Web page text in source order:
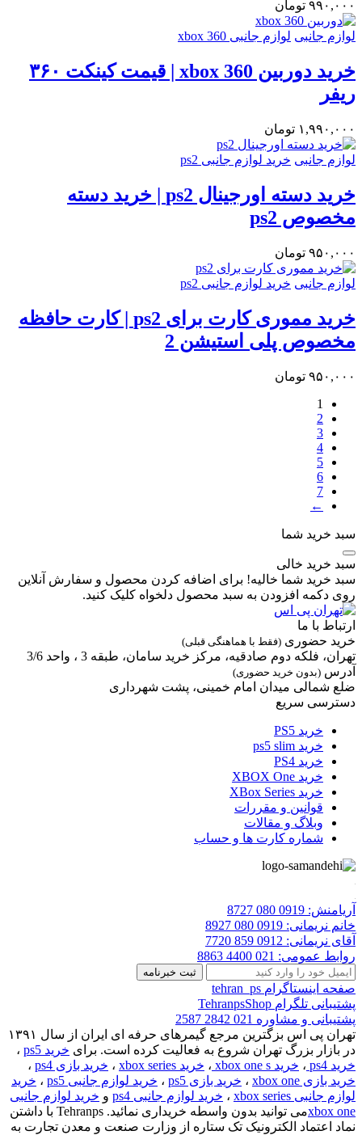
۹۹۰,۰۰۰ تومان
لوازم جانبی لوازم جانبی xbox 360
خرید دوربین xbox 360 | قیمت کینکت ۳۶۰
ریفر
۱,۹۹۰,۰۰۰ تومان
لوازم جانبی خرید لوازم جانبی ps2
خرید دسته اورجینال ps2 | خرید دسته
مخصوص ps2
۹۵۰,۰۰۰ تومان
لوازم جانبی خرید لوازم جانبی ps2
خرید مموری کارت برای ps2 | کارت حافظه
مخصوص پلی استیشن 2
۹۵۰,۰۰۰ تومان
1
2
3
4
5
6
7
←
سبد خرید شما
سبد خرید خالی
سبد خرید شما خالیه! برای اضافه کردن محصول و سفارش آنلاین
روی دکمه افزودن به سبد محصول دلخواه کلیک کنید.
ارتباط با ما
خرید حضوری (فقط با هماهنگی قبلی)
تهران، فلکه دوم صادقیه، مرکز خرید سامان، طبقه 3 ، واحد 3/6
آدرس (بدون خرید حضوری)
ضلع شمالی میدان امام خمینی، پشت شهرداری
دسترسی سریع
خرید PS5
خرید ps5 slim
خرید PS4
خرید XBOX One
خرید XBox Series
قوانین و مقررات
وبلاگ و مقالات
شماره کارت ها و حساب
آریامنش: 0919 080 8727
خانم نریمانی: 0919 080 8927
آقای نریمانی: 0912 859 7720
روابط عمومی: 021 4400 8863
صفحه اینستاگرام tehran_ps
پشتیبانی تلگرام TehranpsShop
پشتیبانی و مشاوره 021 2842 2587
تهران پی اس بزگترین مرجع گیمرهای حرفه ای ایران از سال ۱۳۹۱
در بازار بزرگ تهران شروع به فعالیت کرده است. برای خرید ps5
،
خرید ps4
، خرید xbox one s ، خرید xbox series ، خرید بازی ps4
،
خرید بازی xbox one
، خرید بازی ps5 ، خرید لوازم جانبی ps5 ، خرید
لوازم جانبی xbox series
، خرید لوازم جانبی ps4 و خرید لوازم جانبی
xbox one
می توانید بدون واسطه خریداری نمائید. Tehranps با داشتن
نماد اعتماد الکترونیک تک ستاره از وزارت صنعت و معدن تجارت به